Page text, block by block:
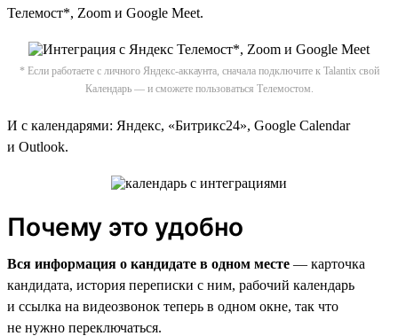
Телемост*, Zoom и Google Meet.
* Если работаете с личного Яндекс-аккаунта, сначала подключите к Talantix свой
Календарь — и сможете пользоваться Телемостом.
И с календарями: Яндекс, «Битрикс24», Google Calendar
и Outlook.
Почему это удобно
Вся информация о кандидате в одном месте — карточка
кандидата, история переписки с ним, рабочий календарь
и ссылка на видеозвонок теперь в одном окне, так что
не нужно переключаться.